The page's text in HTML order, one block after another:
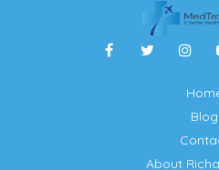
Blog
About